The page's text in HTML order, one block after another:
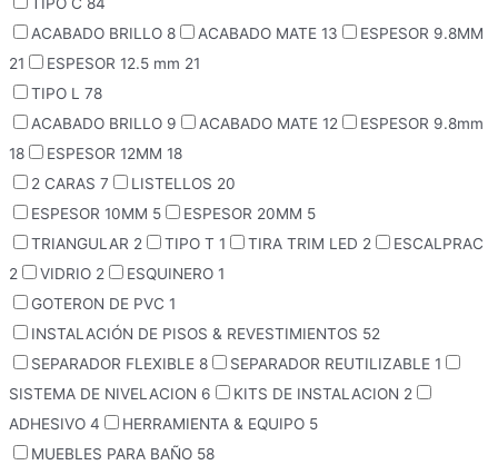
TIPO C 84
ACABADO BRILLO 8 ACABADO MATE 13
ESPESOR 9.8MM
21
ESPESOR 12.5 mm 21
TIPO L 78
ACABADO BRILLO 9 ACABADO MATE 12
ESPESOR 9.8mm
18
ESPESOR 12MM 18
2 CARAS 7 LISTELLOS 20
ESPESOR 10MM 5 ESPESOR 20MM 5
TRIANGULAR 2 TIPO T 1 TIRA TRIM LED 2
ESCALPRAC
2
VIDRIO 2 ESQUINERO 1
GOTERON DE PVC 1
INSTALACIÓN DE PISOS & REVESTIMIENTOS 52
SEPARADOR FLEXIBLE 8 SEPARADOR REUTILIZABLE 1
SISTEMA DE NIVELACION 6 KITS DE INSTALACION 2
ADHESIVO 4 HERRAMIENTA & EQUIPO 5
MUEBLES PARA BAÑO 58